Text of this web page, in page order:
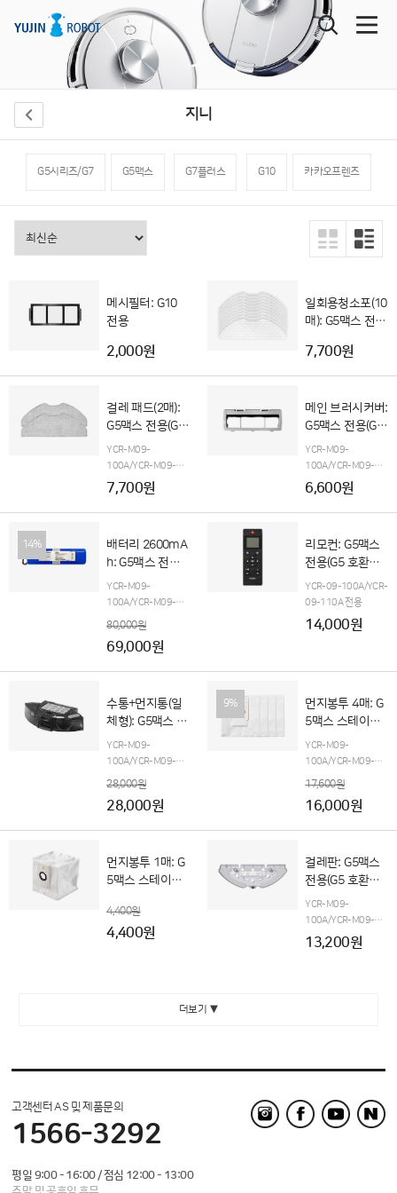
지니
G5시리즈/G7 G5맥스 G7플러스 G10 카카오프렌즈
메시필터: G10
전용
2,000원
일회용청소포(10
매): G5맥스 전용
7,700원
걸레 패드(2매):
G5맥스 전용(G5
호환불가)
YCR-M09-
100A/YCR-M09-
110A 전용G5맥스 오
토엠티 스테이션(단품
포함)
7,700원
메인 브러시커버:
G5맥스 전용(G5
호환불가)
YCR-M09-
100A/YCR-M09-
110A 전용G5맥스 오
토엠티 스테이션(단품
포함)
6,600원
14%
배터리 2600mA
h: G5맥스 전용
(구매 후, 고객지
원팀으로 입고요
YCR-M09-
100A/YCR-M09-
110AG5맥스 오토엠
포함)
80,000원
69,000원
리모컨: G5맥스
전용(G5 호환불
가)
YCR-09-100A/YCR-
09-110A 전용
14,000원
수통+먼지통(일
체형): G5맥스 전
용(G5 호환불가)
YCR-M09-
100A/YCR-M09-
110A 전용
28,000원
28,000원
9%
먼지봉투 4매: G
5맥스 스테이션
전용(G5 호환불
가)
YCR-M09-
100A/YCR-M09-
110A 전용
17,600원
16,000원
먼지봉투 1매: G
5맥스 스테이션
가)
4,400원
4,400원
걸레판: G5맥스
전용(G5 호환불
가)
YCR-M09-
100A/YCR-M09-
110A 전용
13,200원
더보기 ▼
고객센터 AS 및 제품문의
1566-3292
평일 9:00 - 16:00 / 점심 12:00 - 13:00